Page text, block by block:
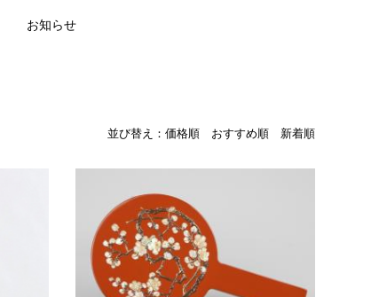
お知らせ
並び替え： 価格順 おすすめ順 新着順